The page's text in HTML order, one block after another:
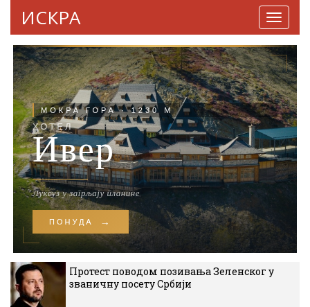
ИСКРА
Протест поводом позивања Зеленског у
званичну посету Србији